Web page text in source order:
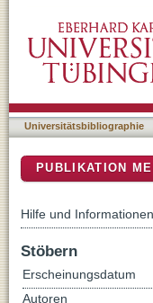
Universitätsbibliographie
PUBLIKATION
Hilfe und Informationen
Stöbern
Erscheinungsdatum
Autoren